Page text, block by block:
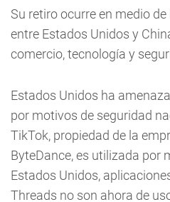
Su retiro ocurre en medio
entre Estados Unidos y
comercio, tecnología y
Estados Unidos ha
por motivos de seguridad
TikTok, propiedad de la
ByteDance, es utilizada por
Estados Unidos,
Threads no son ahora de